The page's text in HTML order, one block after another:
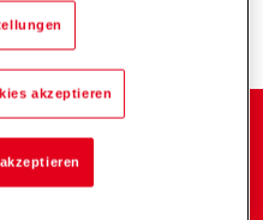
akzeptieren